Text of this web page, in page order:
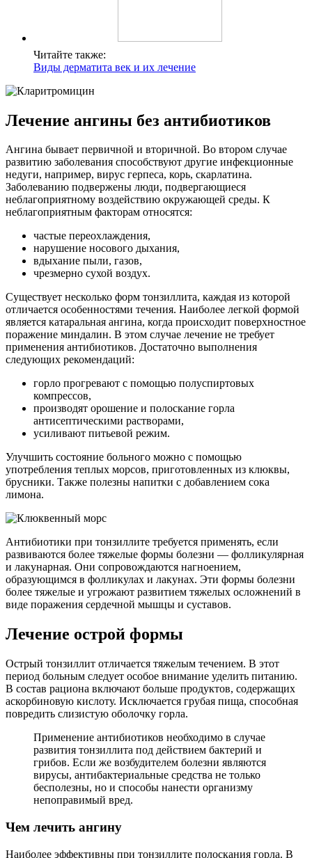
Читайте также:
Виды дерматита век и их лечение
Лечение ангины без антибиотиков
Ангина бывает первичной и вторичной. Во втором случае
развитию заболевания способствуют другие инфекционные
недуги, например, вирус герпеса, корь, скарлатина.
Заболеванию подвержены люди, подвергающиеся
неблагоприятному воздействию окружающей среды. К
неблагоприятным факторам относятся:
частые переохлаждения,
нарушение носового дыхания,
вдыхание пыли, газов,
чрезмерно сухой воздух.
Существует несколько форм тонзиллита, каждая из которой
отличается особенностями течения. Наиболее легкой формой
является катаральная ангина, когда происходит поверхностное
поражение миндалин. В этом случае лечение не требует
применения антибиотиков. Достаточно выполнения
следующих рекомендаций:
горло прогревают с помощью полуспиртовых
компрессов,
производят орошение и полоскание горла
антисептическими растворами,
усиливают питьевой режим.
Улучшить состояние больного можно с помощью
употребления теплых морсов, приготовленных из клюквы,
брусники. Также полезны напитки с добавлением сока
лимона.
Антибиотики при тонзиллите требуется применять, если
развиваются более тяжелые формы болезни — фолликулярная
и лакунарная. Они сопровождаются нагноением,
образующимся в фолликулах и лакунах. Эти формы болезни
более тяжелые и угрожают развитием тяжелых осложнений в
виде поражения сердечной мышцы и суставов.
Лечение острой формы
Острый тонзиллит отличается тяжелым течением. В этот
период больным следует особое внимание уделить питанию.
В состав рациона включают больше продуктов, содержащих
аскорбиновую кислоту. Исключается грубая пища, способная
повредить слизистую оболочку горла.
Применение антибиотиков необходимо в случае
развития тонзиллита под действием бактерий и
грибов. Если же возбудителем болезни являются
вирусы, антибактериальные средства не только
бесполезны, но и способы нанести организму
непоправимый вред.
Чем лечить ангину
Наиболее эффективны при тонзиллите полоскания горла. В